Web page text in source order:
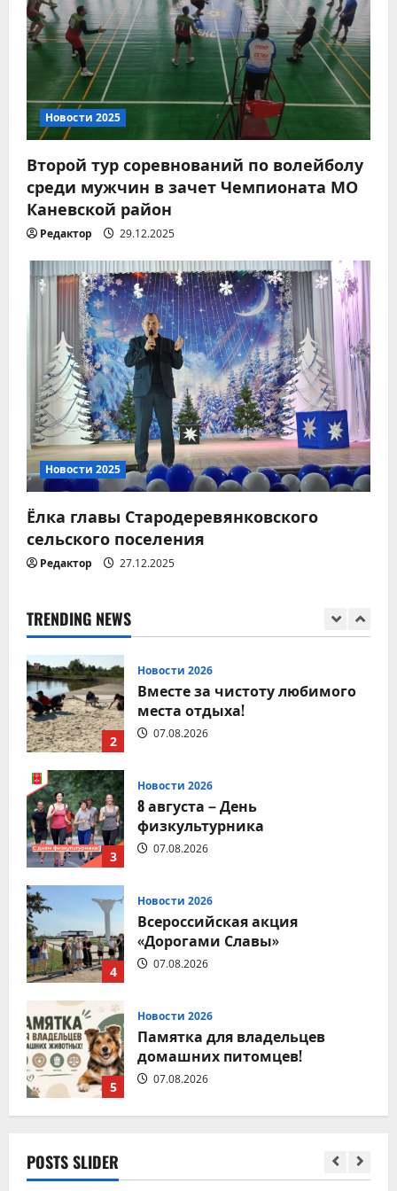
Новости 2025
Второй тур соревнований по волейболу
среди мужчин в зачет Чемпионата МО
Каневской район
Редактор 29.12.2025
Новости 2025
Ёлка главы Стародеревянковского
сельского поселения
Редактор 27.12.2025
TRENDING NEWS
2
Вместе за чистоту любимого
места отдыха!
3
Новости 2026
8 августа – День
07.08.2026
4
Новости 2026
Всероссийская акция
«Дорогами Славы»
07.08.2026
5
Новости 2026
Памятка для владельцев
домашних питомцев!
1
Новости 2026
2
Новости 2026
Вместе за чистоту любимого
места отдыха!
07.08.2026
3
Новости 2026
8 августа – День
физкультурника
07.08.2026
4
Новости 2026
Всероссийская акция
«Дорогами Славы»
07.08.2026
5
Новости 2026
Памятка для владельцев
домашних питомцев!
07.08.2026
9 августа – День строителя
08.08.2026
POSTS SLIDER